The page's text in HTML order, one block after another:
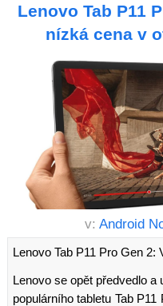
Lenovo Tab P11
nízká cena v
v: Android
Lenovo Tab P11 Pro Gen
Lenovo se opět předvedlo a
populárního tabletu Tab